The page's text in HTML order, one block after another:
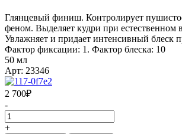
Глянцевый финиш. Контролирует
феном. Выделяет кудри при естественном
Увлажняет и придает интенсивный блеск
Фактор фиксации: 1. Фактор блеска: 10
50 мл
Арт: 23346
2 700₽
-
+